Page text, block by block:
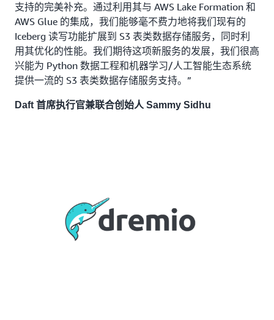
支持的完美补充。通过利用其与 AWS Lake Formation 和
AWS Glue 的集成，我们能够毫不费力地将我们现有的
Iceberg 读写功能扩展到 S3 表类数据存储服务，同时利
用其优化的性能。我们期待这项新服务的发展，我们很高
兴能为 Python 数据工程和机器学习/人工智能生态系统
提供一流的 S3 表类数据存储服务支持。”
Daft 首席执行官兼联合创始人 Sammy Sidhu